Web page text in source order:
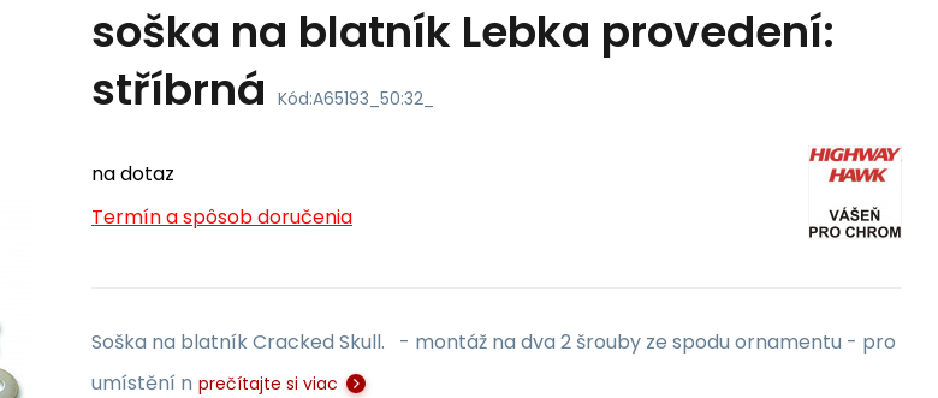
soška na blatník Lebka provedení:
stříbrná Kód:A65193_50:32_
na dotaz
Termín a spôsob doručenia
Soška na blatník Cracked Skull. - montáž na dva 2 šrouby ze spodu ornamentu - pro
umístění­ n prečítajte si viac